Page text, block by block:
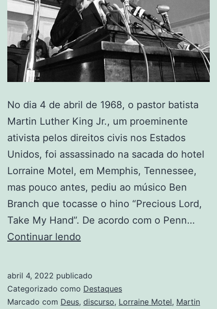
No dia 4 de abril de 1968, o pastor batista
Martin Luther King Jr., um proeminente
ativista pelos direitos civis nos Estados
Unidos, foi assassinado na sacada do hotel
Lorraine Motel, em Memphis, Tennessee,
mas pouco antes, pediu ao músico Ben
Branch que tocasse o hino “Precious Lord,
Take My Hand”. De acordo com o Penn…
Continuar lendo
a
Glória
abril 4, 2022 publicado
Categorizado como Destaques
Marcado com Deus, discurso, Lorraine Motel, Martin